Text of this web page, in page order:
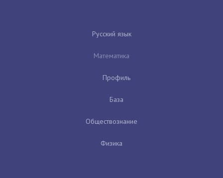
Русский язык
Математика
Профиль
База
Обществознание
Физика